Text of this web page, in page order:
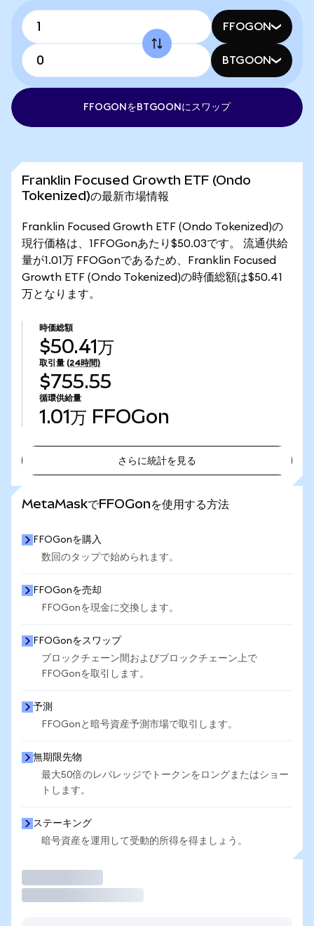
FFOGON
BTGOON
FFOGONをBTGOONにスワップ
Franklin Focused Growth ETF (Ondo
Tokenized)の最新市場情報
Franklin Focused Growth ETF (Ondo Tokenized)の
現行価格は、1FFOGonあたり$50.03です。 流通供給
量が1.01万 FFOGonであるため、Franklin Focused
Growth ETF (Ondo Tokenized)の時価総額は$50.41
万となります。
時価総額
$50.41万
取引量 (24時間)
$755.55
循環供給量
1.01万 FFOGon
さらに統計を見る
MetaMaskでFFOGonを使用する方法
FFOGonを購入
数回のタップで始められます。
FFOGonを売却
FFOGonを現金に交換します。
FFOGonをスワップ
ブロックチェーン間およびブロックチェーン上で
FFOGonを取引します。
予測
FFOGonと暗号資産予測市場で取引します。
無期限先物
最大50倍のレバレッジでトークンをロングまたはショー
トします。
ステーキング
暗号資産を運用して受動的所得を得ましょう。